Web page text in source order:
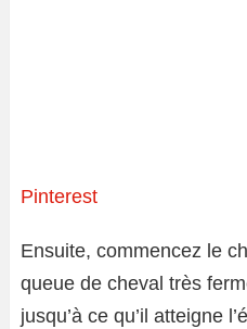
Pinterest
Ensuite, commencez le
queue de cheval très
jusqu’à ce qu’il atteigne